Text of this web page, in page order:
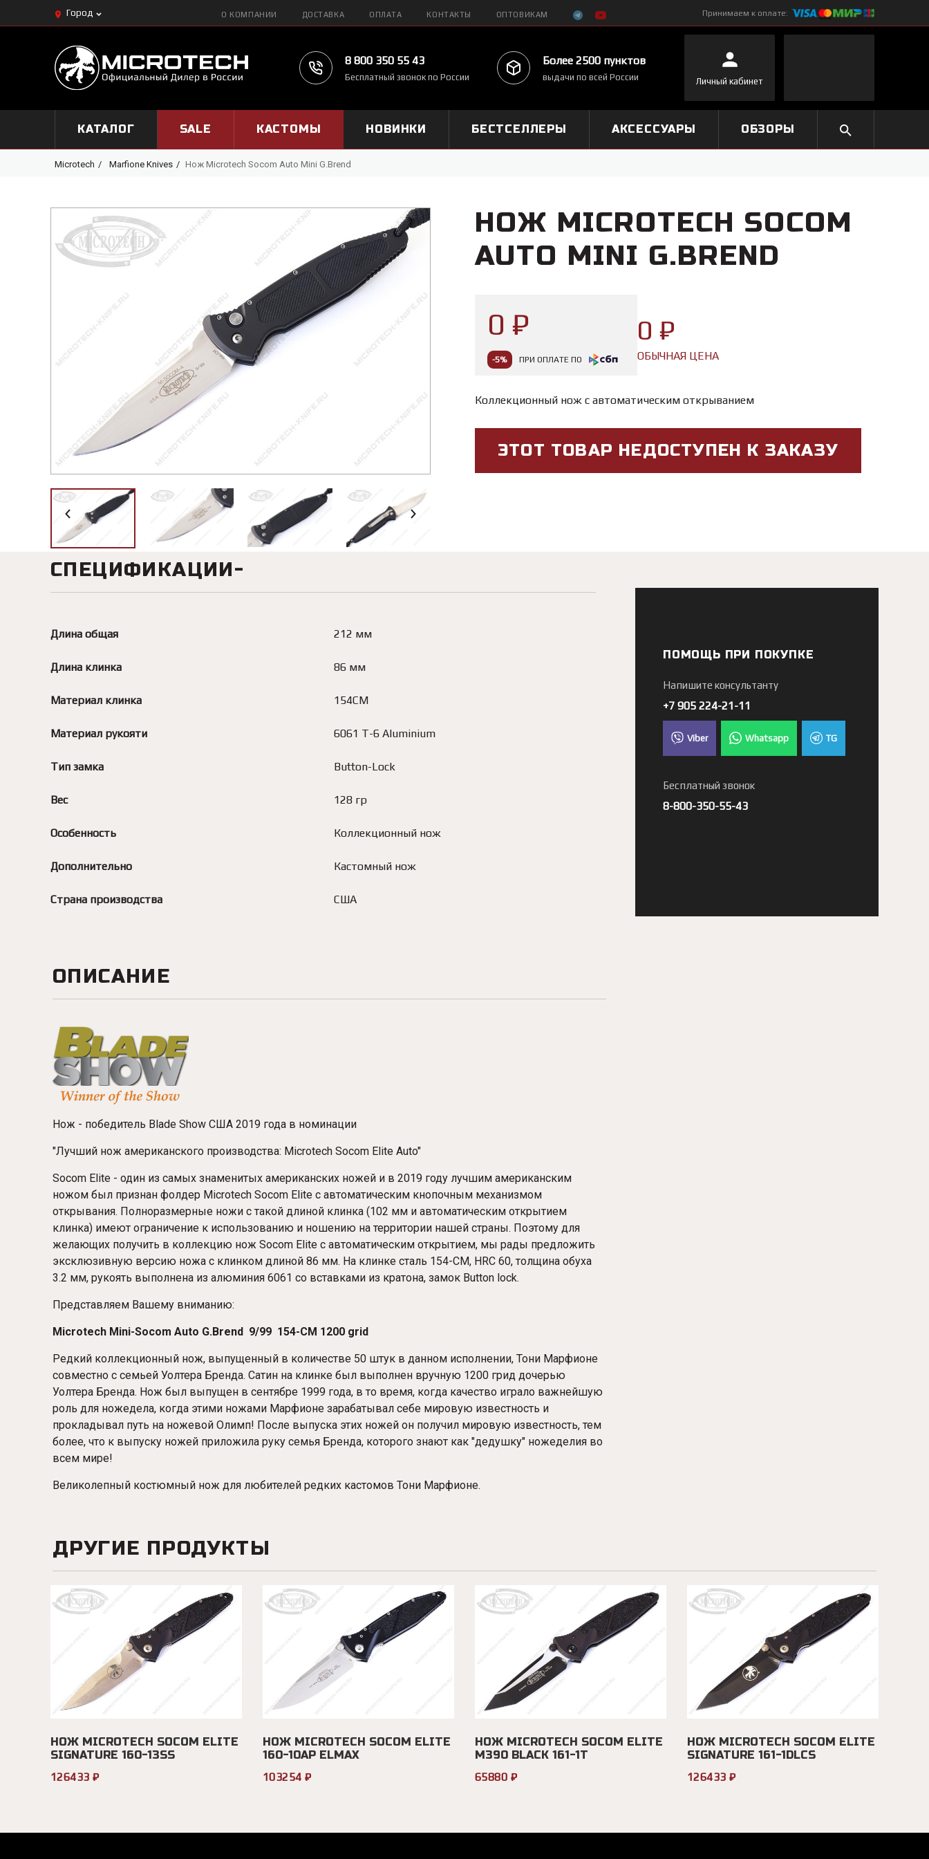
Город О КОМПАНИИ ДОСТАВКА ОПЛАТА КОНТАКТЫ ОПТОВИКАМ Принимаем к оплате:
8 800 350 55 43
Бесплатный звонок по России
Более 2500 пунктов
выдачи по всей России Личный кабинет
КАТАЛОГ SALE КАСТОМЫ НОВИНКИ БЕСТСЕЛЛЕРЫ АКСЕССУАРЫ ОБЗОРЫ
Microtech Marfione Knives Нож Microtech Socom Auto Mini G.Brend
НОЖ MICROTECH SOCOM
AUTO MINI G.BREND
0 ₽
-5% ПРИ ОПЛАТЕ ПО
0 ₽
ОБЫЧНАЯ ЦЕНА
Коллекционный нож с автоматическим открыванием
ЭТОТ ТОВАР НЕДОСТУПЕН К ЗАКАЗУ
СПЕЦИФИКАЦИИ
Длина общая 212 мм
Длина клинка 86 мм
Материал клинка 154CM
Материал рукояти 6061 T-6 Aluminium
Тип замка Button-Lock
Вес 128 гр
Особенность Коллекционный нож
Дополнительно Кастомный нож
Страна производства США
ПОМОЩЬ ПРИ ПОКУПКЕ
Напишите консультанту
+7 905 224-21-11
Viber Whatsapp TG
Бесплатный звонок
8-800-350-55-43
ОПИСАНИЕ
Нож - победитель Blade Show США 2019 года в номинации
"Лучший нож американского производства: Microtech Socom Elite Auto"
Socom Elite - один из самых знаменитых американских ножей и в 2019 году лучшим американским
ножом был признан фолдер Microtech Socom Elite с автоматическим кнопочным механизмом
открывания. Полноразмерные ножи с такой длиной клинка (102 мм и автоматическим открытием
клинка) имеют ограничение к использованию и ношению на территории нашей страны. Поэтому для
желающих получить в коллекцию нож Socom Elite с автоматическим открытием, мы рады предложить
эксклюзивную версию ножа с клинком длиной 86 мм. На клинке сталь 154-CM, HRC 60, толщина обуха
3.2 мм, рукоять выполнена из алюминия 6061 со вставками из кратона, замок Button lock.
Представляем Вашему вниманию:
Microtech Mini-Socom Auto G.Brend 9/99 154-CM 1200 grid
Редкий коллекционный нож, выпущенный в количестве 50 штук в данном исполнении, Тони Марфионе
совместно с семьей Уолтера Бренда. Сатин на клинке был выполнен вручную 1200 грид дочерью
Уолтера Бренда. Нож был выпущен в сентябре 1999 года, в то время, когда качество играло важнейшую
роль для ножедела, когда этими ножами Марфионе зарабатывал себе мировую известность и
прокладывал путь на ножевой Олимп! После выпуска этих ножей он получил мировую известность, тем
более, что к выпуску ножей приложила руку семья Бренда, которого знают как "дедушку" ножеделия во
всем мире!
Великолепный костюмный нож для любителей редких кастомов Тони Марфионе.
ДРУГИЕ ПРОДУКТЫ
НОЖ MICROTECH SOCOM ELITE
SIGNATURE 160-13SS
126433 ₽
НОЖ MICROTECH SOCOM ELITE
160-10AP ELMAX
103254 ₽
НОЖ MICROTECH SOCOM ELITE
M390 BLACK 161-1T
65880 ₽
НОЖ MICROTECH SOCOM ELITE
SIGNATURE 161-1DLCS
126433 ₽